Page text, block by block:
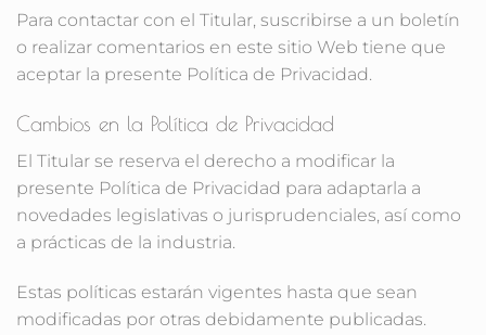
Para contactar con el Titular, suscribirse a un boletín
o realizar comentarios en este sitio Web tiene que
aceptar la presente Política de Privacidad.
Cambios en la Política de Privacidad
El Titular se reserva el derecho a modificar la
presente Política de Privacidad para adaptarla a
novedades legislativas o jurisprudenciales, así como
a prácticas de la industria.
Estas políticas estarán vigentes hasta que sean
modificadas por otras debidamente publicadas.